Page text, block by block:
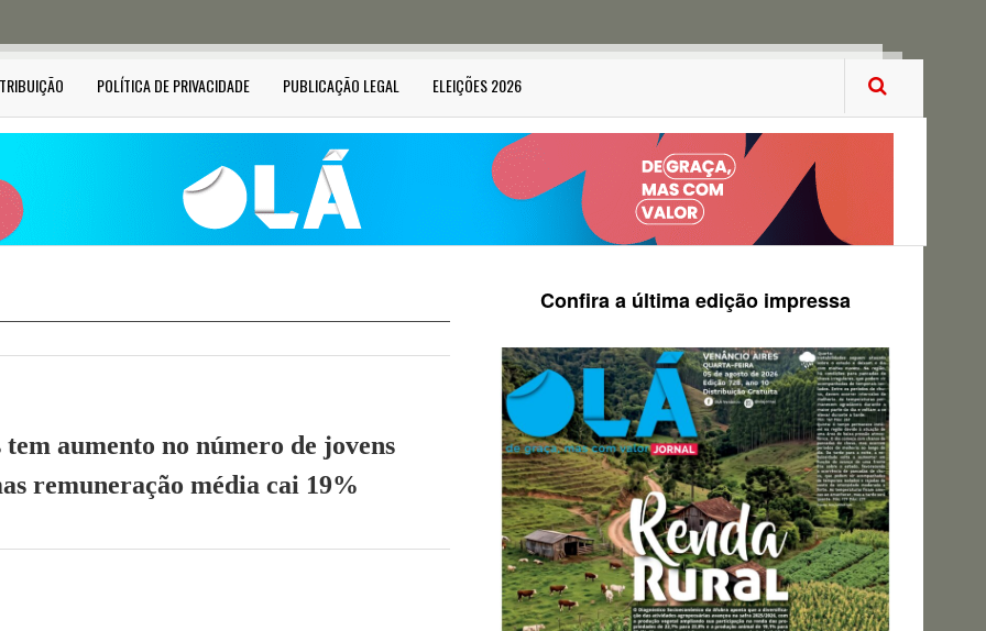
POLÍTICA DE PRIVACIDADE PUBLICAÇÃO LEGAL ELEIÇÕES 2026
aumento no número de jovens
remuneração média cai 19%
Confira a última edição impressa